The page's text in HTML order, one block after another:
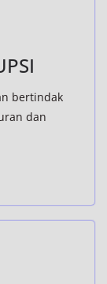
bertindak
dan